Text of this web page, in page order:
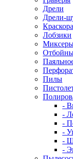
Дрели
Дрели-
Лобзики
Пилы
-
-
-
-
-
-